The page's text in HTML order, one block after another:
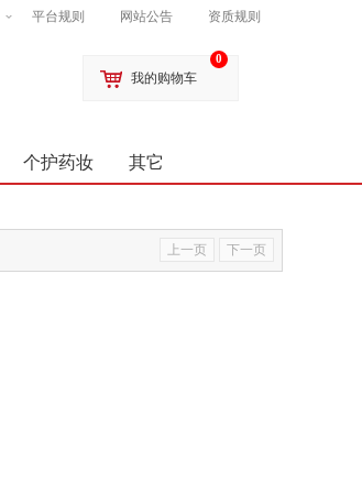
资质规则
网站公告
平台规则
0
我的购物车
个护药妆 其它
上一页 下一页